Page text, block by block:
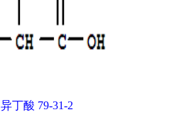
异丁酸 79-31-2